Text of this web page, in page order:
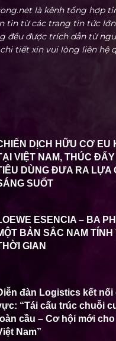
là kênh tổng hợp
tin từ các trang tin tức
đều được trích dẫn từ
tiết xin vui lòng liên hệ
DỊCH HỮU CƠ EU
VIỆT NAM, THÚC ĐẨY
DÙNG ĐƯA RA LỰA
SUỐT
ESENCIA – BA
BẢN SẮC NAM
GIAN
đàn Logistics kết nối
“Tái cấu trúc chuỗi
cầu – Cơ hội mới
Nam”